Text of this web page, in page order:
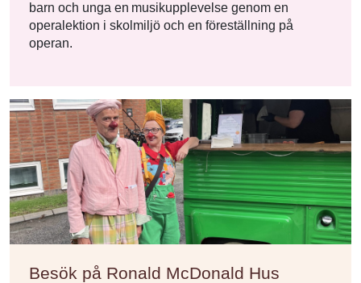
barn och unga en musikupplevelse genom en
operalektion i skolmiljö och en föreställning på
operan.
Besök på Ronald McDonald Hus